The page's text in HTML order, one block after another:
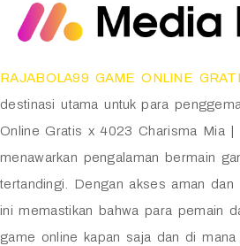
RAJABOLA99 GAME ONLINE
destinasi utama untuk para
Online Gratis x 4023 Charisma Mia |
menawarkan pengalaman bermain
tertandingi. Dengan akses aman dan
ini memastikan bahwa para pemain
game online kapan saja dan di